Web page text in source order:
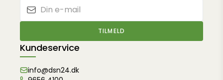
TILMELD
Kundeservice
info@dsn24.dk